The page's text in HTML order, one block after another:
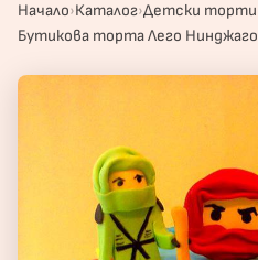
Начало Каталог Детски торти
Бутикова торта Лего Нинджаго